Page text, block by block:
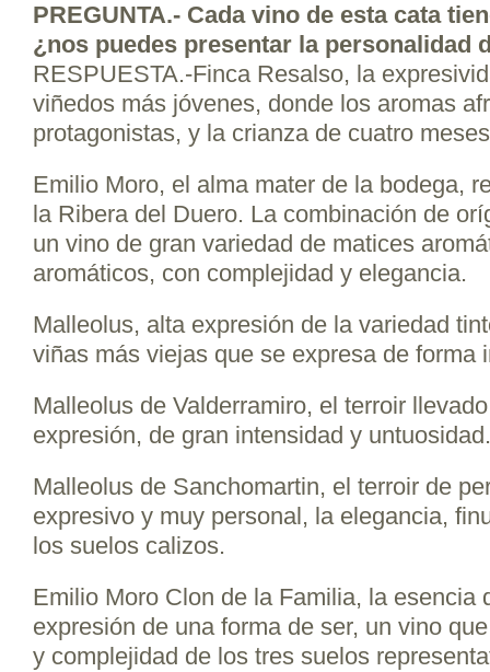
PREGUNTA.- Cada vino de esta cata
¿nos puedes presentar la personalidad
RESPUESTA.-Finca Resalso, la
viñedos más jóvenes, donde los aromas
protagonistas, y la crianza de cuatro
Emilio Moro, el alma mater de la bodega,
la Ribera del Duero. La combinación de
un vino de gran variedad de matices
aromáticos, con complejidad y elegancia.
Malleolus, alta expresión de la variedad
viñas más viejas que se expresa de forma
Malleolus de Valderramiro, el terroir
expresión, de gran intensidad y untuosidad.
Malleolus de Sanchomartin, el terroir de
expresivo y muy personal, la elegancia,
los suelos calizos.
Emilio Moro Clon de la Familia, la esencia
expresión de una forma de ser, un vino
y complejidad de los tres suelos